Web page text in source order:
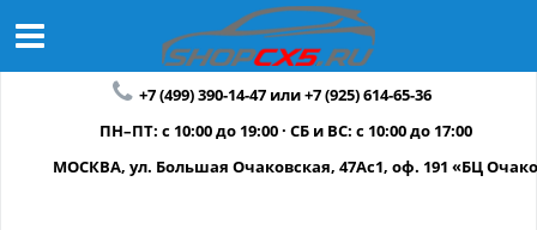
+7 (499) 390-14-47 или +7 (925) 614-65-36
ПН–ПТ: с 10:00 до 19:00 · СБ и ВС: с 10:00 до 17:00
МОСКВА, ул. Большая Очаковская, 47Ас1, оф. 191 «БЦ